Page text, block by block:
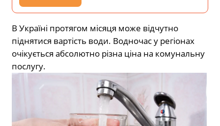
В Україні протягом місяця може відчутно
піднятися вартість води. Водночас у регіонах
очікується абсолютно різна ціна на комунальну
послугу.